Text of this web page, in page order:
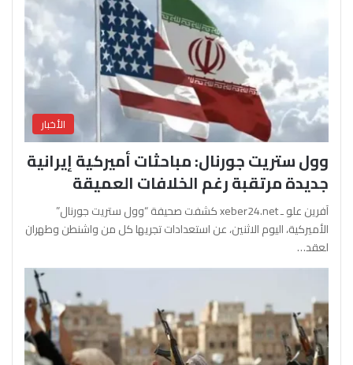
الأخبار
وول ستريت جورنال: مباحثات أميركية إيرانية
جديدة مرتقبة رغم الخلافات العميقة
آفرين علو ـ xeber24.net كشفت صحيفة “وول ستريت جورنال”
الأميركية، اليوم الاثنين، عن استعدادات تجريها كل من واشنطن وطهران
لعقد…